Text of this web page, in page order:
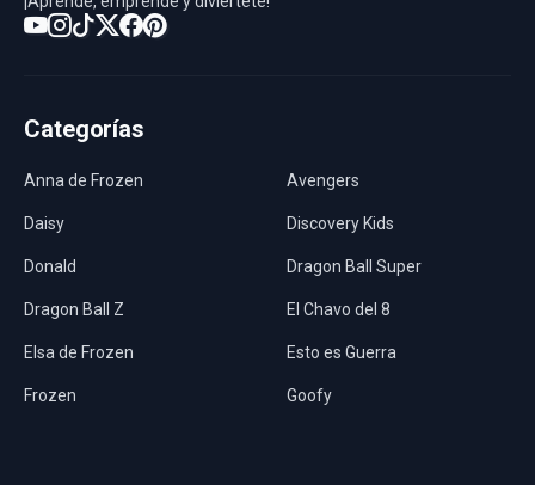
Categorías
Anna de Frozen Avengers
Daisy Discovery Kids
Donald Dragon Ball Super
Dragon Ball Z El Chavo del 8
Elsa de Frozen Esto es Guerra
Frozen Goofy